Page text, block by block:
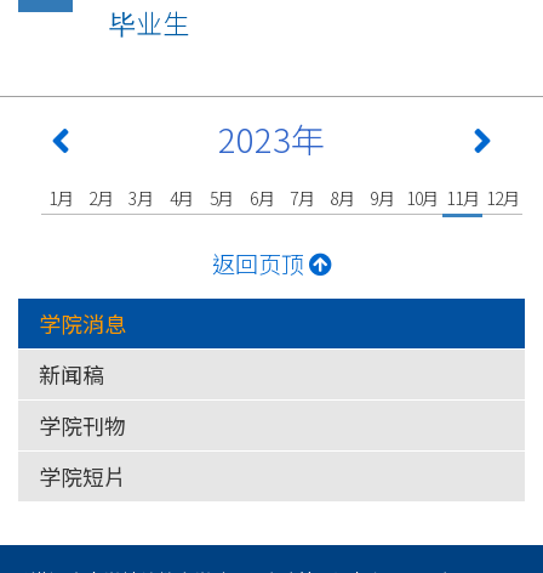
毕业生
2023年
1月 2月 3月 4月 5月 6月 7月 8月 9月 10月 11月 12月
返回页顶
学院消息
新闻稿
学院刊物
学院短片